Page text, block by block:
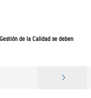
de la Calidad se deben